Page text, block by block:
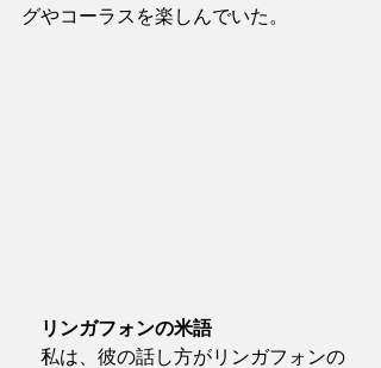
グやコーラスを楽しんでいた。
リンガフォンの米語
私は、彼の話し方がリンガフォンの